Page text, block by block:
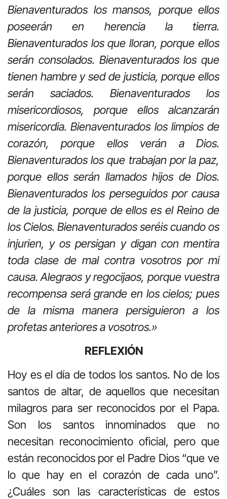
Bienaventurados los mansos, porque ellos
poseerán en herencia la tierra.
Bienaventurados los que lloran, porque ellos
serán consolados. Bienaventurados los que
tienen hambre y sed de justicia, porque ellos
serán saciados. Bienaventurados los
misericordiosos, porque ellos alcanzarán
misericordia. Bienaventurados los limpios de
corazón, porque ellos verán a Dios.
Bienaventurados los que trabajan por la paz,
porque ellos serán llamados hijos de Dios.
Bienaventurados los perseguidos por causa
de la justicia, porque de ellos es el Reino de
los Cielos. Bienaventurados seréis cuando os
injurien, y os persigan y digan con mentira
toda clase de mal contra vosotros por mi
causa. Alegraos y regocijaos, porque vuestra
recompensa será grande en los cielos; pues
de la misma manera persiguieron a los
profetas anteriores a vosotros.»
REFLEXIÓN
Hoy es el día de todos los santos. No de los
santos de altar, de aquellos que necesitan
milagros para ser reconocidos por el Papa.
Son los santos innominados que no
necesitan reconocimiento oficial, pero que
están reconocidos por el Padre Dios “que ve
lo que hay en el corazón de cada uno”.
¿Cuáles son las características de estos